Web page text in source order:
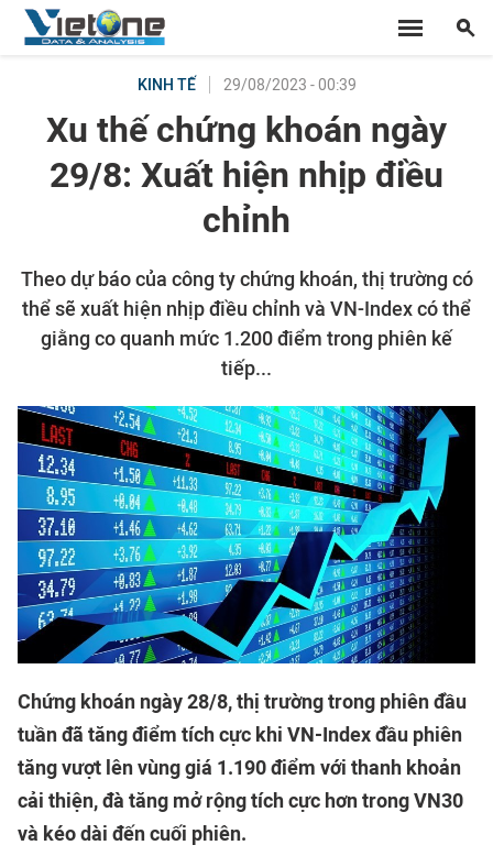
KINH TẾ 29/08/2023 - 00:39
Xu thế chứng khoán ngày
29/8: Xuất hiện nhịp điều
chỉnh
Theo dự báo của công ty chứng khoán, thị trường có
thể sẽ xuất hiện nhịp điều chỉnh và VN-Index có thể
giằng co quanh mức 1.200 điểm trong phiên kế
tiếp...
Chứng khoán ngày 28/8, thị trường trong phiên đầu
tuần đã tăng điểm tích cực khi VN-Index đầu phiên
tăng vượt lên vùng giá 1.190 điểm với thanh khoản
cải thiện, đà tăng mở rộng tích cực hơn trong VN30
và kéo dài đến cuối phiên.